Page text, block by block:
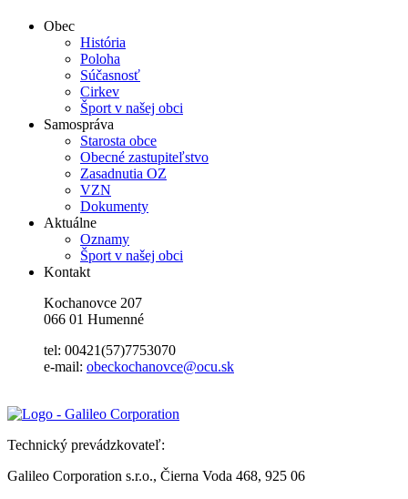
Obec
História
Poloha
Súčasnosť
Cirkev
Šport v našej obci
Samospráva
Starosta obce
Obecné zastupiteľstvo
Zasadnutia OZ
VZN
Dokumenty
Aktuálne
Oznamy
Šport v našej obci
Kontakt
Kochanovce 207
066 01 Humenné
tel: 00421(57)7753070
e-mail: obeckochanovce@ocu.sk
Technický prevádzkovateľ:
Galileo Corporation s.r.o., Čierna Voda 468, 925 06